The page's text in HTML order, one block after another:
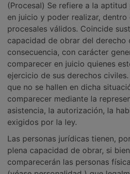
(Procesal) Se refiere a la
en juicio y poder realizar, dentro
procesales válidos. Coincide
capacidad de obrar del derecho
consecuencia, con carácter
comparecer en juicio quienes
ejercicio de sus derechos
que no se hallen en dicha
comparecer mediante la
asistencia, la autorización, la
exigidos por la ley.
Las personas jurídicas tienen,
plena capacidad de obrar, si
comparecerán las personas